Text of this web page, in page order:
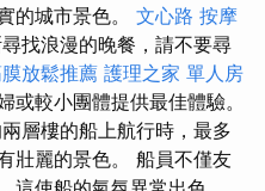
的城市景色。 文心路 按摩
找浪漫的晚餐，請不要尋
放鬆推薦 護理之家 單人房
較小團體提供最佳體驗。
層樓的船上航行時，最多
壯麗的景色。 船員不僅友